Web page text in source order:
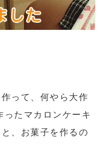
って、何やら大作
ったマカロンケーキ
、お菓子を作るの